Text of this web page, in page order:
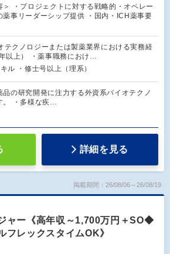
＞ ・プロジェクトに対する戦略的・オペレー
薬事リーダーシップ提供 ・国内・ICH薬事要
テクノロジーまたは製薬業界における実務経
以上） ・薬事職務におけ…
ル ・修士号以上（理系）
品の研究開発に注力する外資系バイオテクノ
。 ・多様な疾…
詳細を見る
掲載期間：26/08/06～26/08/19
ャー《高年収～1,700万円＋SO◆
フレックスタイムOK》